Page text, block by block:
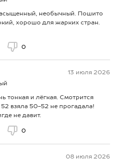
необычный. Пошито
хорошо для жарких стран.
0
13 июля 2026
тонкая и лёгкая. Смотрится
взяла 50-52 не прогадала!
не давит.
0
08 июля 2026